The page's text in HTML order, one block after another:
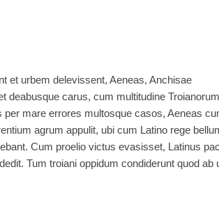
et urbem delevissent, Aeneas, Anchisae
deabusque carus, cum multitudine Troianorum
mare errores multosque casos, Aeneas
agrum appulit, ubi cum Latino rege
Cum proelio victus evasisset, Latinus
Tum troiani oppidum condiderunt quod ab